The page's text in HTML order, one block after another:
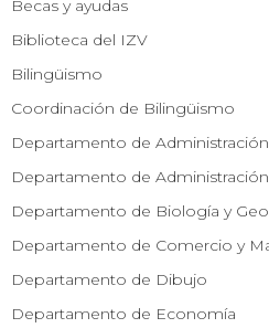
Becas y ayudas
Biblioteca del IZV
Bilingüismo
Coordinación de Bilingüismo
Departamento de Administración
Departamento de
Departamento de Biología y
Departamento de Comercio y
Departamento de Dibujo
Departamento de Economía